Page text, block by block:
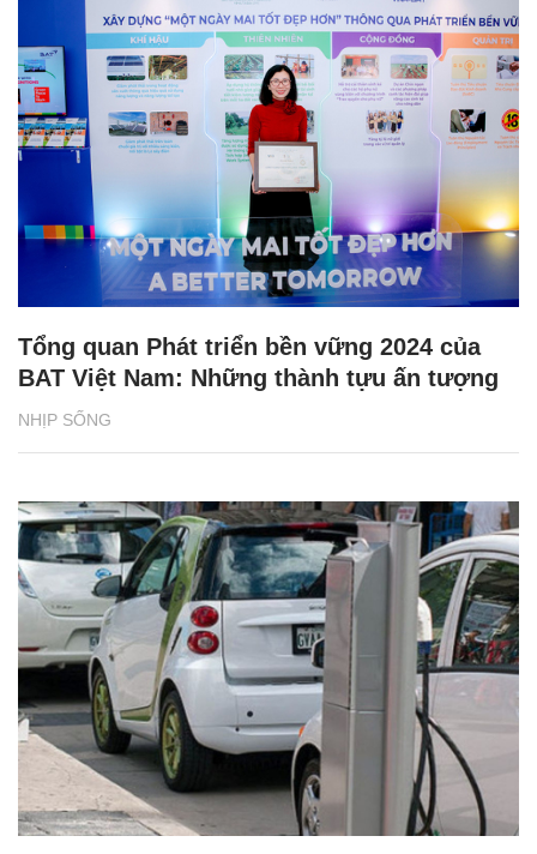
NHỊP SỐNG
Tổng quan Phát triển bền vững 2024 của
BAT Việt Nam: Những thành tựu ấn tượng